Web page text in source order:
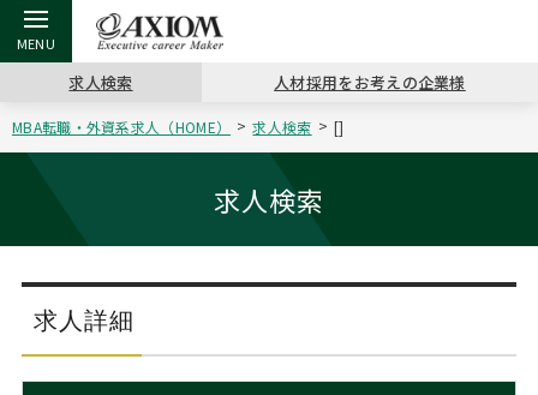
戻る
アクシアムの特長
コンサ
サービス案内 キャリ
コンサルタントの紹介
戻る
キャリア支援 TOP
キャリアデザイン講座
（最新求人市場動向）
MBAの
ステージ別アドバイス
日本か
戻る
転職ツール TOP
英文レジュメの書き方 パワー
職務経歴書の書き方
戻る
転職コラム TOP
“展”職相談室
転職市場の明日をよめ
戻る
イベント・セミナー TOP
ジョブフェア
キャリアデザインセミナー
戻る
会社概要 TOP
沿革
主なクライアント
求人検索 人材採用をお考えの企業様
MBA転職・外資系求人（HOME） 求人検索 []
求人検索
求人詳細